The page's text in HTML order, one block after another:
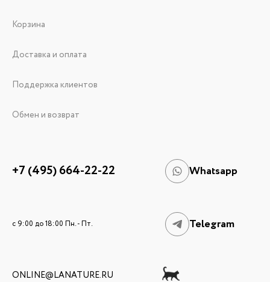
Корзина
Доставка и оплата
Поддержка клиентов
Обмен и возврат
+7 (495) 664-22-22 Whatsapp
c 9:00 до 18:00 Пн. - Пт. Telegram
ONLINE@LANATURE.RU